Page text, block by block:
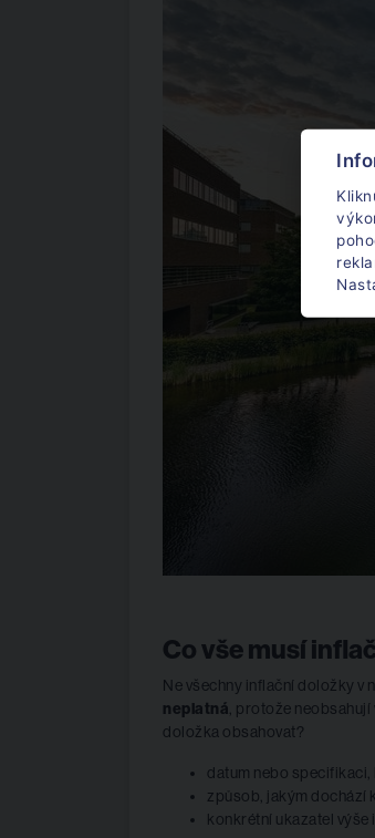
Co vše musí
Ne všechny inflační doložky v
neplatná , protože
doložka obsahovat?
datum nebo specifikaci,
způsob, jakým dochází
konkrétní ukazatel